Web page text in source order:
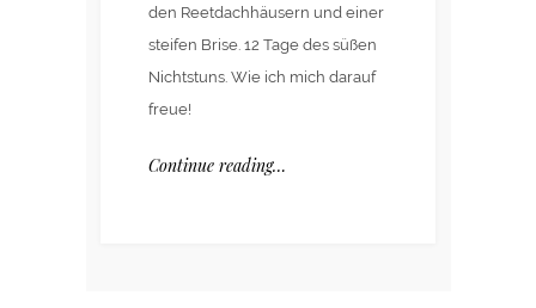
den Reetdachhäusern und einer
steifen Brise. 12 Tage des süßen
Nichtstuns. Wie ich mich darauf
freue!
Continue reading…